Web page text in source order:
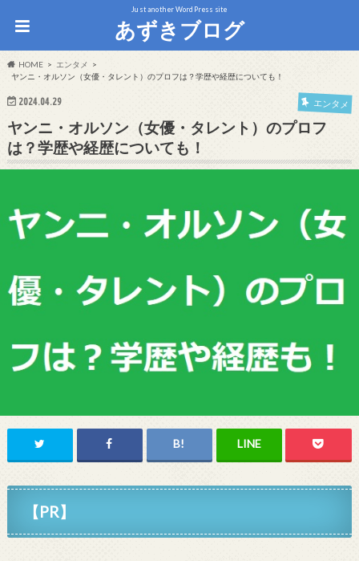
Just another WordPress site
あずきブログ
HOME
エンタメ
ヤンニ・オルソン（女優・タレント）のプロフは？学歴や経歴についても！
2024.04.29 エンタメ
ヤンニ・オルソン（女優・タレント）のプロフ
は？学歴や経歴についても！
【PR】